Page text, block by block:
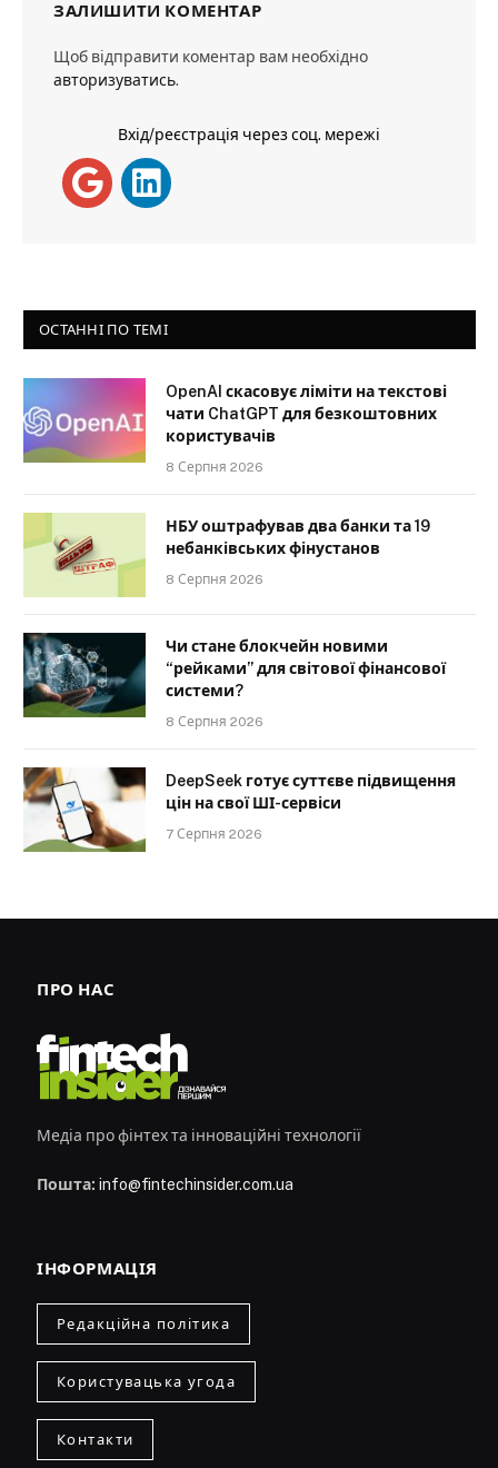
ЗАЛИШИТИ КОМЕНТАР
Щоб відправити коментар вам необхідно
авторизуватись.
Вхід/реєстрація через соц. мережі
ОСТАННІ ПО ТЕМІ
OpenAI скасовує ліміти на текстові
чати ChatGPT для безкоштовних
користувачів
8 Серпня 2026
НБУ оштрафував два банки та 19
небанківських фінустанов
8 Серпня 2026
Чи стане блокчейн новими
“рейками” для світової фінансової
системи?
8 Серпня 2026
DeepSeek готує суттєве підвищення
цін на свої ШІ-сервіси
7 Серпня 2026
ПРО НАС
Медіа про фінтех та інноваційні технології
Пошта: info@fintechinsider.com.ua
ІНФОРМАЦІЯ
Редакційна політика
Користувацька угода
Контакти